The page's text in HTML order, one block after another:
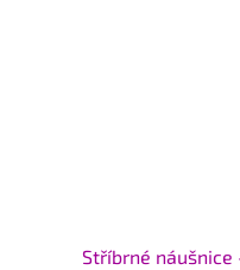
Stříbrné náušnice